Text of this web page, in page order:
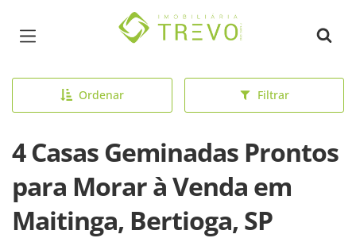
Página inicial
Ordenar Filtrar
4 Casas Geminadas Prontos
para Morar à Venda em
Maitinga, Bertioga, SP